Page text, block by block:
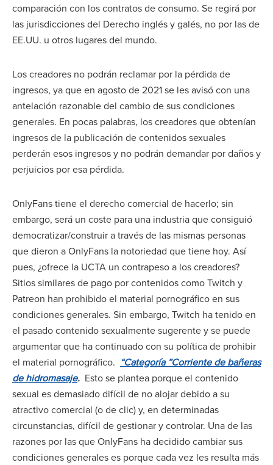
comparación con los contratos de consumo. Se regirá por
las jurisdicciones del Derecho inglés y galés, no por las de
EE.UU. u otros lugares del mundo.
Los creadores no podrán reclamar por la pérdida de
ingresos, ya que en agosto de 2021 se les avisó con una
antelación razonable del cambio de sus condiciones
generales. En pocas palabras, los creadores que obtenían
ingresos de la publicación de contenidos sexuales
perderán esos ingresos y no podrán demandar por daños y
perjuicios por esa pérdida.
OnlyFans tiene el derecho comercial de hacerlo; sin
embargo, será un coste para una industria que consiguió
democratizar/construir a través de las mismas personas
que dieron a OnlyFans la notoriedad que tiene hoy. Así
pues, ¿ofrece la UCTA un contrapeso a los creadores?
Sitios similares de pago por contenidos como Twitch y
Patreon han prohibido el material pornográfico en sus
condiciones generales. Sin embargo, Twitch ha tenido en
el pasado contenido sexualmente sugerente y se puede
argumentar que ha continuado con su política de prohibir
el material pornográfico. “Categoría ”Corriente de bañeras
de hidromasaje. Esto se plantea porque el contenido
sexual es demasiado difícil de no alojar debido a su
atractivo comercial (o de clic) y, en determinadas
circunstancias, difícil de gestionar y controlar. Una de las
razones por las que OnlyFans ha decidido cambiar sus
condiciones generales es porque cada vez les resulta más